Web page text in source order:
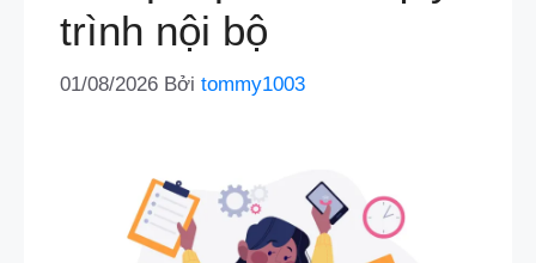
trình nội bộ
01/08/2026 Bởi tommy1003